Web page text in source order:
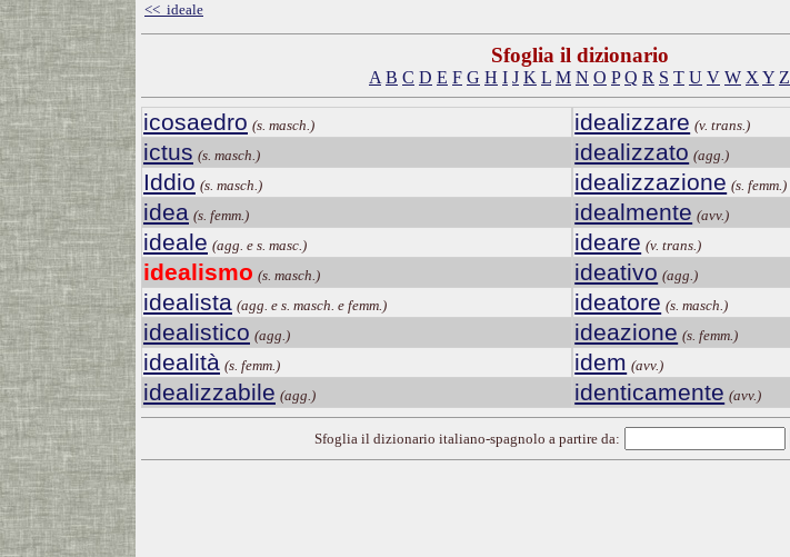
<< ideale
Sfoglia il dizionario
A B C D E F G H I J K L M N O P Q R S T U V W X Y Z
icosaedro (s. masch.)
ictus (s. masch.)
Iddio (s. masch.)
idea (s. femm.)
ideale (agg. e s. masc.)
idealismo (s. masch.)
idealista (agg. e s. masch. e femm.)
idealistico (agg.)
idealità (s. femm.)
idealizzabile (agg.)
idealizzare (v. trans.)
idealizzato (agg.)
idealizzazione (s. femm.)
idealmente (avv.)
ideare (v. trans.)
ideativo (agg.)
ideatore (s. masch.)
ideazione (s. femm.)
idem (avv.)
identicamente (avv.)
Sfoglia il dizionario italiano-spagnolo a partire da: